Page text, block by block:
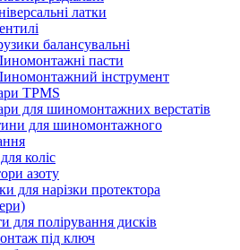
латки
балансувальні
пасти
інструмент
TPMS
для шиномонтажних верстатів
для шиномонтажного
коліс
азоту
для нарізки протектора
для полірування дисків
під ключ